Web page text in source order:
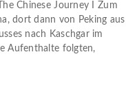
Chinese Journey I Zum
dort dann von Peking aus
nach Kaschgar im
Aufenthalte folgten,